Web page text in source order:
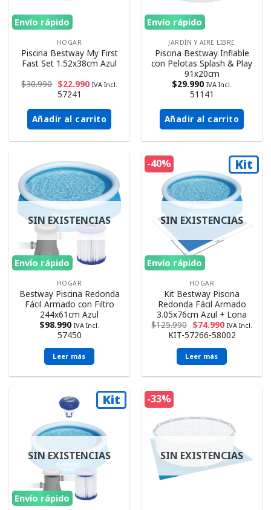
Envío rápido
HOGAR
Piscina Bestway My First
Fast Set 1.52x38cm Azul
$30.990 $22.990 IVA Incl.
57241
Añadir al carrito
Envío rápido
JARDÍN Y AIRE LIBRE
Piscina Bestway Inflable
con Pelotas Splash & Play
91x20cm
$29.990 IVA Incl.
51141
Añadir al carrito
Envío rápido
SIN EXISTENCIAS
HOGAR
Bestway Piscina Redonda
Fácil Armado con Filtro
244x61cm Azul
$98.990 IVA Incl.
57450
Leer más
-40% Kit
Envío rápido
SIN EXISTENCIAS
HOGAR
Kit Bestway Piscina
Redonda Fácil Armado
3.05x76cm Azul + Lona
$125.990 $74.990 IVA Incl.
KIT-57266-58002
Leer más
Kit
Envío rápido
SIN EXISTENCIAS
-33%
SIN EXISTENCIAS